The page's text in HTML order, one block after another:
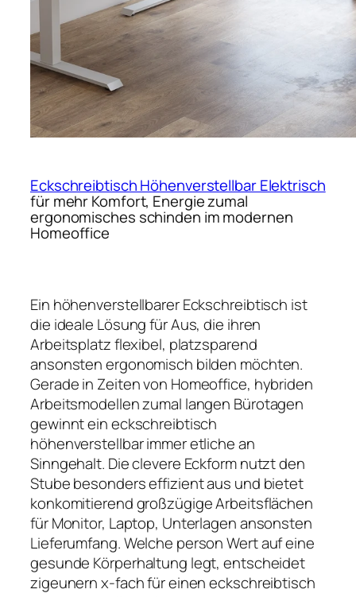
Eckschreibtisch Höhenverstellbar Elektrisch
für mehr Komfort, Energie zumal
ergonomisches schinden im modernen
Homeoffice
Ein höhenverstellbarer Eckschreibtisch ist
die ideale Lösung für Aus, die ihren
Arbeitsplatz flexibel, platzsparend
ansonsten ergonomisch bilden möchten.
Gerade in Zeiten von Homeoffice, hybriden
Arbeitsmodellen zumal langen Bürotagen
gewinnt ein eckschreibtisch
höhenverstellbar immer etliche an
Sinngehalt. Die clevere Eckform nutzt den
Stube besonders effizient aus und bietet
konkomitierend großzügige Arbeitsflächen
für Monitor, Laptop, Unterlagen ansonsten
Lieferumfang. Welche person Wert auf eine
gesunde Körperhaltung legt, entscheidet
zigeunern x-fach für einen eckschreibtisch